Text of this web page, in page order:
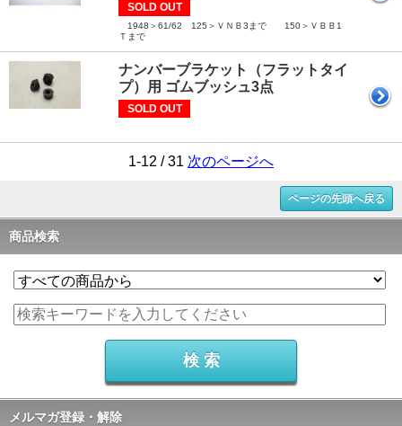
SOLD OUT
1948＞61/62 125＞ＶＮＢ3まで 150＞ＶＢＢ1
Ｔまで
ナンバーブラケット（フラットタイ
プ）用 ゴムブッシュ3点
SOLD OUT
1-12 / 31 次のページへ
ページの先頭へ戻る
商品検索
メルマガ登録・解除